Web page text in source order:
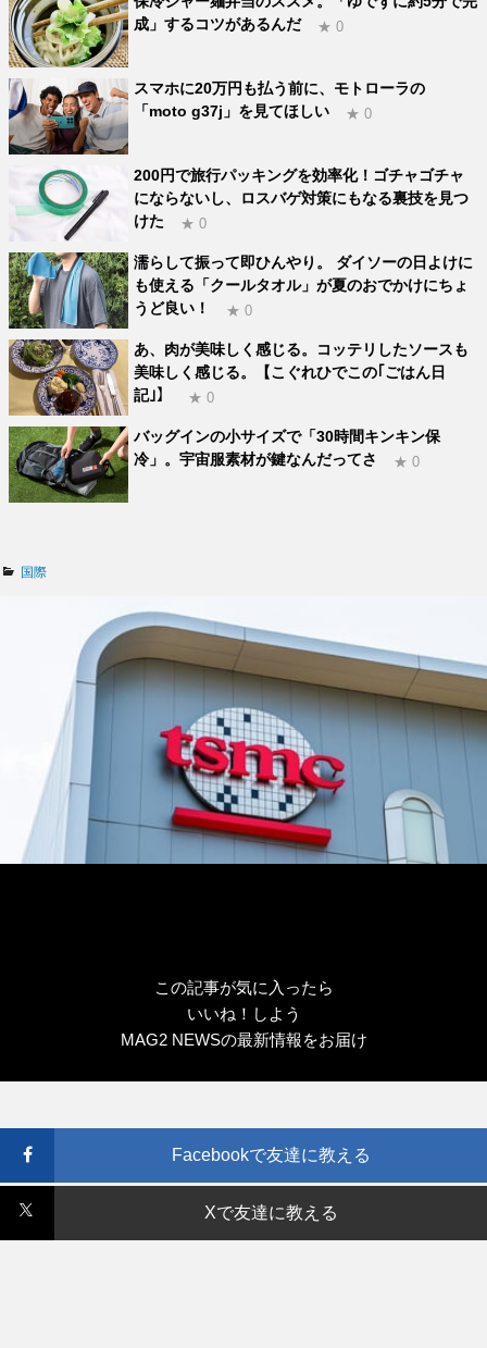
成」するコツがあるんだ
★ 0
スマホに20万円も払う前に、モトローラの
「moto g37j」を見てほしい
★ 0
200円で旅行パッキングを効率化！ゴチャゴチャ
にならないし、ロスバゲ対策にもなる裏技を見つ
けた
★ 0
濡らして振って即ひんやり。 ダイソーの日よけに
も使える「クールタオル」が夏のおでかけにちょ
うど良い！
★ 0
あ、肉が美味しく感じる。コッテリしたソースも
美味しく感じる。【こぐれひでこの｢ごはん日
記｣】
★ 0
バッグインの小サイズで「30時間キンキン保
冷」。宇宙服素材が鍵なんだってさ
★ 0
カ
国際
この記事が気に入ったら
いいね！しよう
MAG2 NEWSの最新情報をお届け
Facebookで友達に教える
Xで友達に教える